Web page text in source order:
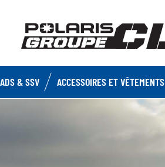
& SSV ACCESSOIRES ET VÊTEMENTS